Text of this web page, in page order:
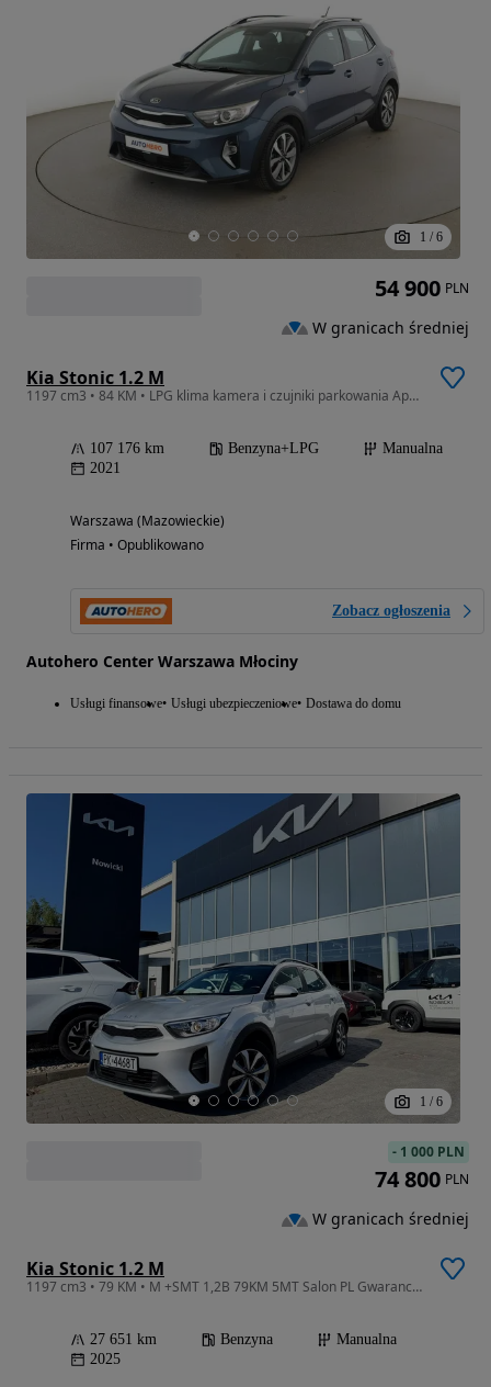
1 / 6
Kia Stonic 1.2 M
1197 cm3 • 84 KM • LPG klima kamera i czujniki parkowania Apple CarPlay & Android Auto as
107 176 km Benzyna+LPG
Manualna
2021
Warszawa (Mazowieckie)
Firma • Opublikowano
Zobacz ogłoszenia
Autohero Center Warszawa Młociny
Usługi finansowe Usługi ubezpieczeniowe Dostawa do domu
54 900 PLN
W granicach średniej
1 / 6
Kia Stonic 1.2 M
1197 cm3 • 79 KM • M +SMT 1,2B 79KM 5MT Salon PL Gwarancja FV23%
27 651 km Benzyna
Manualna
2025
- 1 000 PLN
74 800 PLN
W granicach średniej